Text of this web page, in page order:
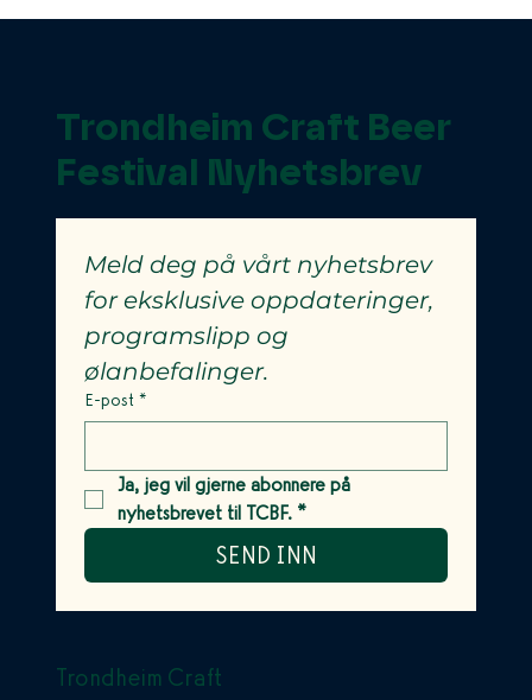
Trondheim Craft Beer
Festival Nyhetsbrev
Meld deg på vårt nyhetsbrev
for eksklusive oppdateringer,
programslipp og
ølanbefalinger.
E-post *
Ja, jeg vil gjerne abonnere på
nyhetsbrevet til TCBF. *
SEND INN
Trondheim Craft